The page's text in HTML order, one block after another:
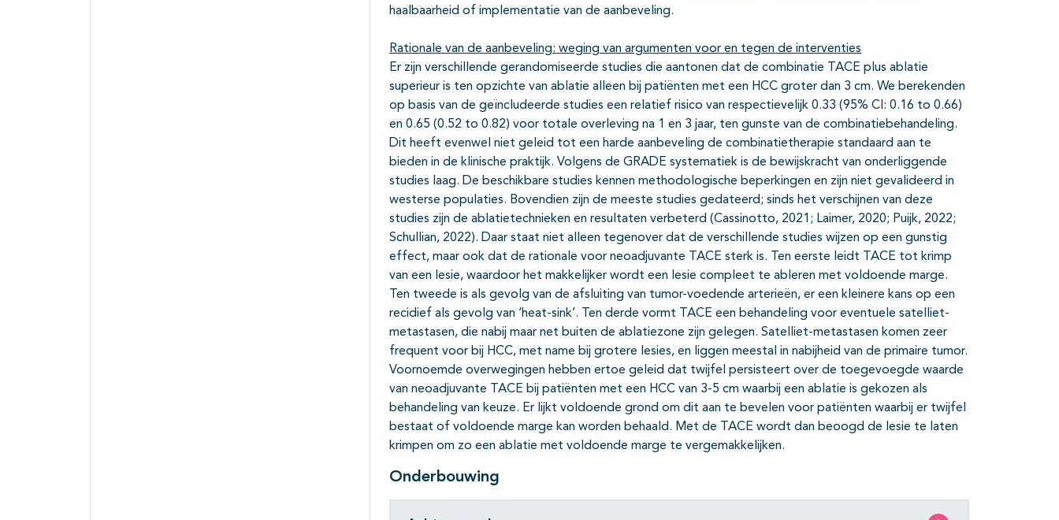
haalbaarheid of implementatie van de aanbeveling.
Rationale van de aanbeveling: weging van argumenten voor en tegen de interventies
Er zijn verschillende gerandomiseerde studies die aantonen dat de combinatie TACE plus ablatie
superieur is ten opzichte van ablatie alleen bij patiënten met een HCC groter dan 3 cm. We berekenden
op basis van de geïncludeerde studies een relatief risico van respectievelijk 0.33 (95% CI: 0.16 to 0.66)
en 0.65 (0.52 to 0.82) voor totale overleving na 1 en 3 jaar, ten gunste van de combinatiebehandeling.
Dit heeft evenwel niet geleid tot een harde aanbeveling de combinatietherapie standaard aan te
bieden in de klinische praktijk. Volgens de GRADE systematiek is de bewijskracht van onderliggende
studies laag. De beschikbare studies kennen methodologische beperkingen en zijn niet gevalideerd in
westerse populaties. Bovendien zijn de meeste studies gedateerd; sinds het verschijnen van deze
studies zijn de ablatietechnieken en resultaten verbeterd (Cassinotto, 2021; Laimer, 2020; Puijk, 2022;
Schullian, 2022). Daar staat niet alleen tegenover dat de verschillende studies wijzen op een gunstig
effect, maar ook dat de rationale voor neoadjuvante TACE sterk is. Ten eerste leidt TACE tot krimp
van een lesie, waardoor het makkelijker wordt een lesie compleet te ableren met voldoende marge.
Ten tweede is als gevolg van de afsluiting van tumor-voedende arterieën, er een kleinere kans op een
recidief als gevolg van ‘heat-sink’. Ten derde vormt TACE een behandeling voor eventuele satelliet-
metastasen, die nabij maar net buiten de ablatiezone zijn gelegen. Satelliet-metastasen komen zeer
frequent voor bij HCC, met name bij grotere lesies, en liggen meestal in nabijheid van de primaire tumor.
Voornoemde overwegingen hebben ertoe geleid dat twijfel persisteert over de toegevoegde waarde
van neoadjuvante TACE bij patiënten met een HCC van 3-5 cm waarbij een ablatie is gekozen als
behandeling van keuze. Er lijkt voldoende grond om dit aan te bevelen voor patiënten waarbij er twijfel
bestaat of voldoende marge kan worden behaald. Met de TACE wordt dan beoogd de lesie te laten
krimpen om zo een ablatie met voldoende marge te vergemakkelijken.
Onderbouwing